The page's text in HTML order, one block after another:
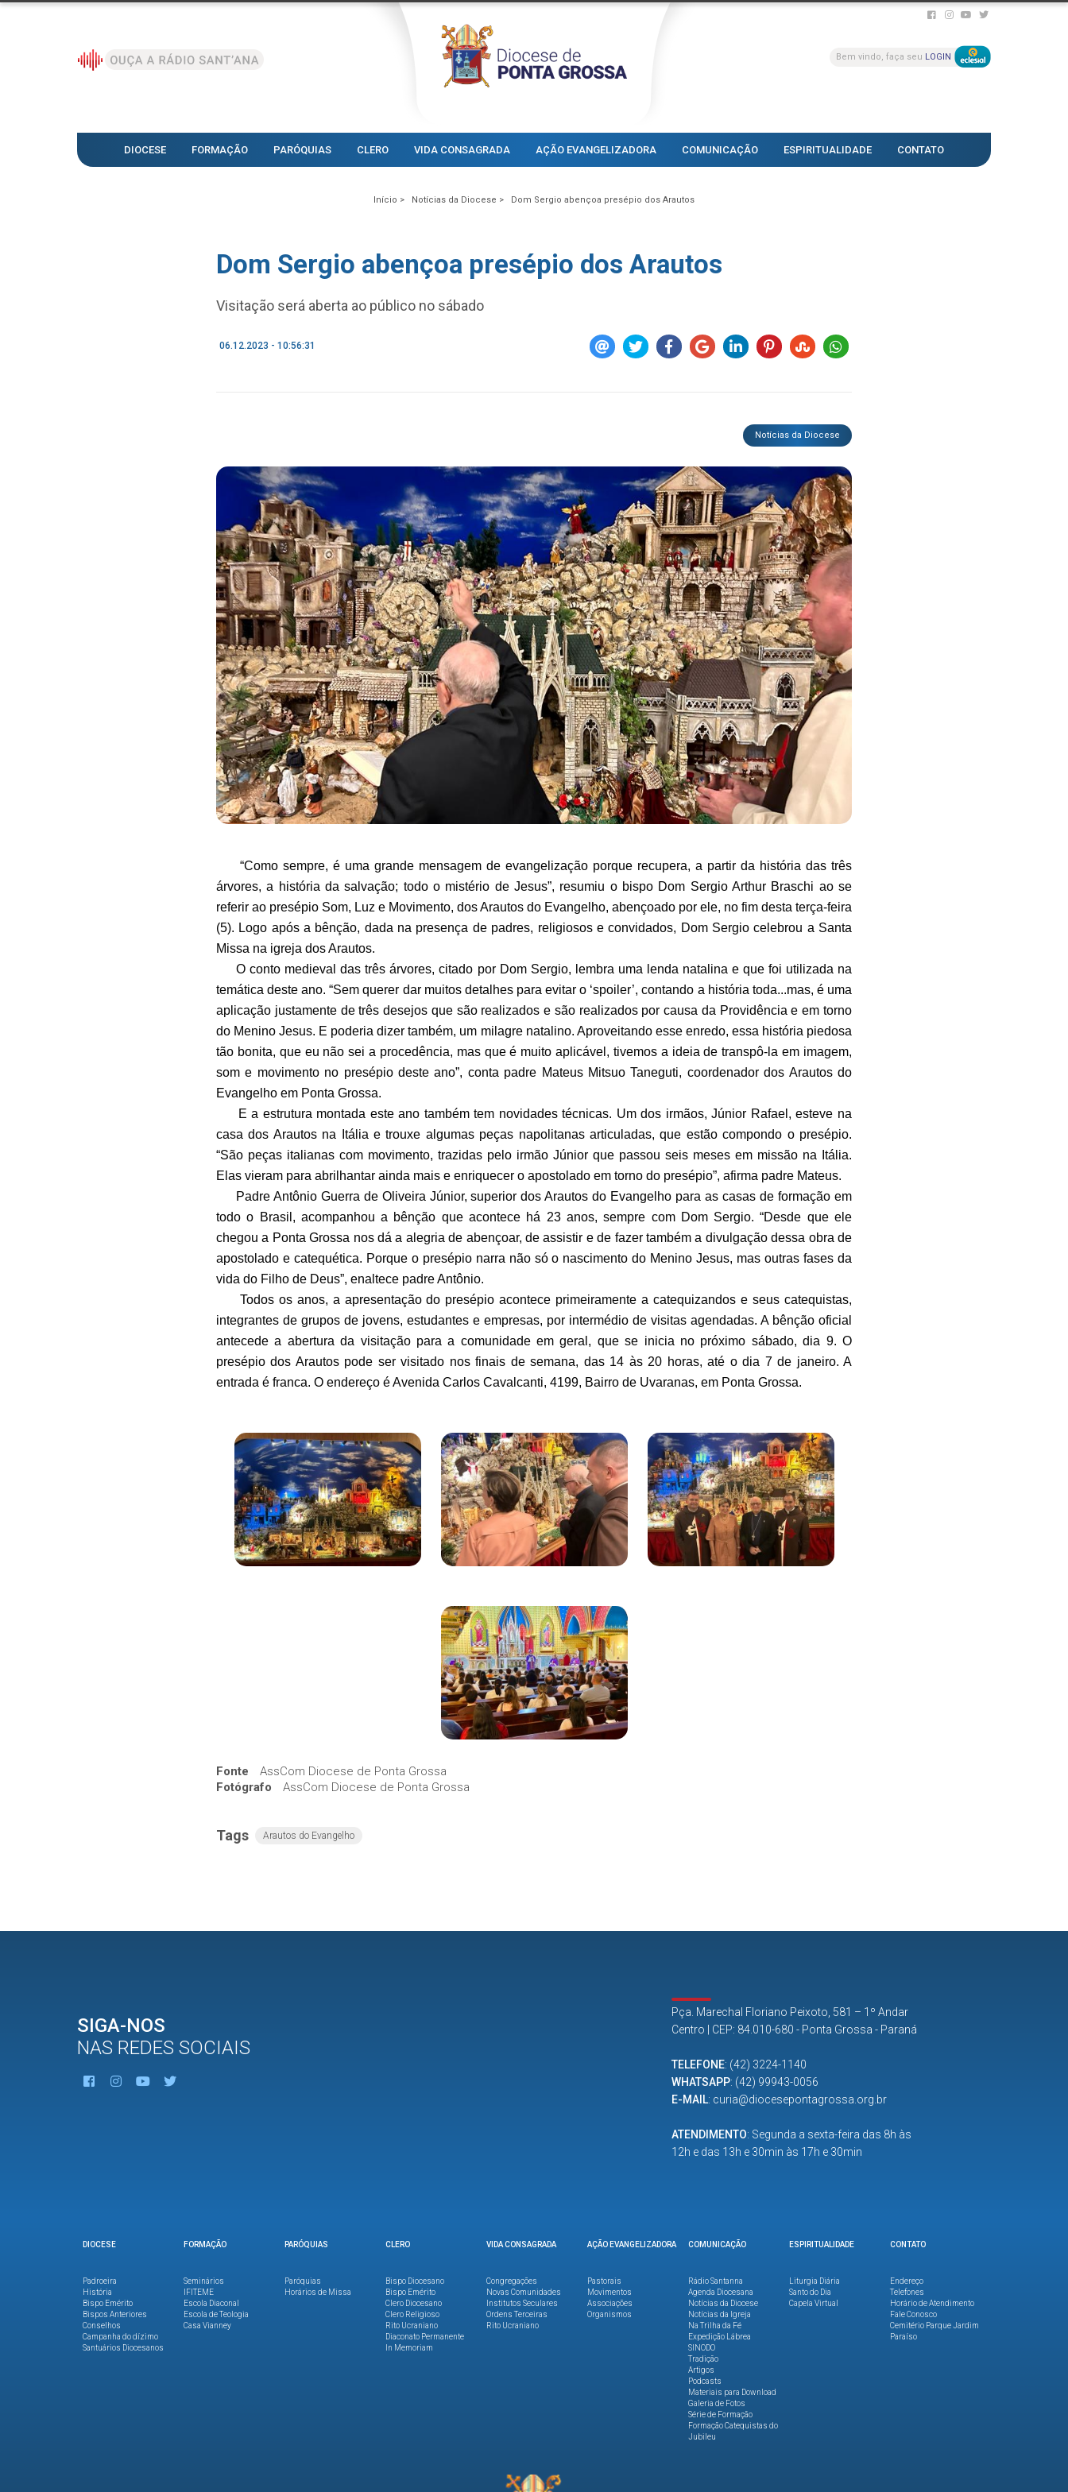
Bem vindo, faça seu LOGIN
DIOCESE FORMAÇÃO PARÓQUIAS CLERO VIDA CONSAGRADA AÇÃO EVANGELIZADORA COMUNICAÇÃO ESPIRITUALIDADE CONTATO
Início > Notícias da Diocese > Dom Sergio abençoa presépio dos Arautos
Dom Sergio abençoa presépio dos Arautos
Visitação será aberta ao público no sábado
06.12.2023 - 10:56:31
Notícias da Diocese
“Como sempre, é uma grande mensagem de evangelização porque recupera, a partir da história das três
árvores, a história da salvação; todo o mistério de Jesus”, resumiu o bispo Dom Sergio Arthur Braschi ao se
referir ao presépio Som, Luz e Movimento, dos Arautos do Evangelho, abençoado por ele, no fim desta terça-feira
(5). Logo após a bênção, dada na presença de padres, religiosos e convidados, Dom Sergio celebrou a Santa
Missa na igreja dos Arautos.
O conto medieval das três árvores, citado por Dom Sergio, lembra uma lenda natalina e que foi utilizada na
temática deste ano. “Sem querer dar muitos detalhes para evitar o ‘spoiler’, contando a história toda...mas, é uma
aplicação justamente de três desejos que são realizados e são realizados por causa da Providência e em torno
do Menino Jesus. E poderia dizer também, um milagre natalino. Aproveitando esse enredo, essa história piedosa
tão bonita, que eu não sei a procedência, mas que é muito aplicável, tivemos a ideia de transpô-la em imagem,
som e movimento no presépio deste ano”, conta padre Mateus Mitsuo Taneguti, coordenador dos Arautos do
Evangelho em Ponta Grossa.
E a estrutura montada este ano também tem novidades técnicas. Um dos irmãos, Júnior Rafael, esteve na
casa dos Arautos na Itália e trouxe algumas peças napolitanas articuladas, que estão compondo o presépio.
“São peças italianas com movimento, trazidas pelo irmão Júnior que passou seis meses em missão na Itália.
Elas vieram para abrilhantar ainda mais e enriquecer o apostolado em torno do presépio”, afirma padre Mateus.
Padre Antônio Guerra de Oliveira Júnior, superior dos Arautos do Evangelho para as casas de formação em
todo o Brasil, acompanhou a bênção que acontece há 23 anos, sempre com Dom Sergio. “Desde que ele
chegou a Ponta Grossa nos dá a alegria de abençoar, de assistir e de fazer também a divulgação dessa obra de
apostolado e catequética. Porque o presépio narra não só o nascimento do Menino Jesus, mas outras fases da
vida do Filho de Deus”, enaltece padre Antônio.
Todos os anos, a apresentação do presépio acontece primeiramente a catequizandos e seus catequistas,
integrantes de grupos de jovens, estudantes e empresas, por intermédio de visitas agendadas. A bênção oficial
antecede a abertura da visitação para a comunidade em geral, que se inicia no próximo sábado, dia 9. O
presépio dos Arautos pode ser visitado nos finais de semana, das 14 às 20 horas, até o dia 7 de janeiro. A
entrada é franca. O endereço é Avenida Carlos Cavalcanti, 4199, Bairro de Uvaranas, em Ponta Grossa.
Fonte
AssCom Diocese de Ponta Grossa
Fotógrafo
AssCom Diocese de Ponta Grossa
Tags Arautos do Evangelho
SIGA-NOS
NAS REDES SOCIAIS
Pça. Marechal Floriano Peixoto, 581 – 1º Andar
Centro | CEP: 84.010-680 - Ponta Grossa - Paraná
TELEFONE: (42) 3224-1140
WHATSAPP: (42) 99943-0056
E-MAIL: curia@diocesepontagrossa.org.br
ATENDIMENTO: Segunda a sexta-feira das 8h às
12h e das 13h e 30min às 17h e 30min
DIOCESE
Padroeira
História
Bispo Emérito
Bispos Anteriores
Conselhos
Campanha do dízimo
Santuários Diocesanos
FORMAÇÃO
Seminários
IFITEME
Escola Diaconal
Escola de Teologia
Casa Vianney
PARÓQUIAS
Paróquias
Horários de Missa
CLERO
Bispo Diocesano
Bispo Emérito
Clero Diocesano
Clero Religioso
Rito Ucraniano
Diaconato Permanente
In Memoriam
VIDA CONSAGRADA
Congregações
Novas Comunidades
Institutos Seculares
Ordens Terceiras
Rito Ucraniano
AÇÃO EVANGELIZADORA
Pastorais
Movimentos
Associações
Organismos
COMUNICAÇÃO
Rádio Santanna
Agenda Diocesana
Notícias da Diocese
Notícias da Igreja
Na Trilha da Fé
Expedição Lábrea
SINODO
Tradição
Artigos
Podcasts
Materiais para Download
Galeria de Fotos
Série de Formação
Formação Catequistas do
Jubileu
ESPIRITUALIDADE
Liturgia Diária
Santo do Dia
Capela Virtual
CONTATO
Endereço
Telefones
Horário de Atendimento
Fale Conosco
Cemitério Parque Jardim
Paraíso